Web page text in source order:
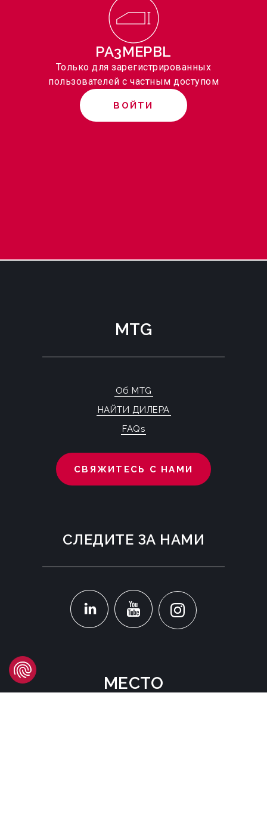
PA3MEPBL
Только для зарегистрированных
пользователей с частным доступом
ВОЙТИ
МЕСТО
MTG
Об MTG
НАЙТИ ДИЛЕРА
FAQs
СВЯЖИТЕСЬ С НАМИ
СЛЕДИТЕ ЗА НАМИ